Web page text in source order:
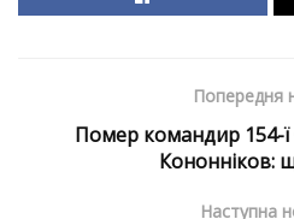
Попередня
Помер командир
Кононніков:
Наступна